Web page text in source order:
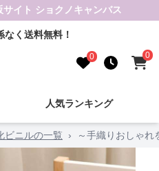
イト ショクノキャンバス
なく送料無料！
0 0
人気ランキング
ビニルの一覧 › ～手織りおしゃ